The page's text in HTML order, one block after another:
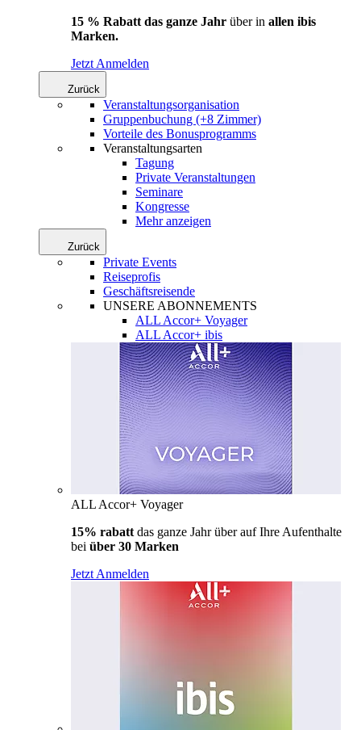
15 % Rabatt das ganze Jahr über in allen ibis
Marken.
Jetzt Anmelden
Zurück
Veranstaltungsorganisation
Gruppenbuchung (+8 Zimmer)
Vorteile des Bonusprogramms
Veranstaltungsarten
Tagung
Private Veranstaltungen
Seminare
Kongresse
Mehr anzeigen
Zurück
Private Events
Reiseprofis
Geschäftsreisende
UNSERE ABONNEMENTS
ALL Accor+ Voyager
ALL Accor+ ibis
ALL Accor+ Voyager
15% rabatt das ganze Jahr über auf Ihre Aufenthalte
bei über 30 Marken
Jetzt Anmelden